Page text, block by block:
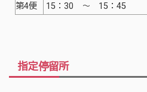
第4便
15：30 ～ 15：45
指定停留所